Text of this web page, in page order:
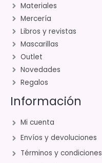
Materiales
Mercería
Libros y revistas
Mascarillas
Outlet
Novedades
Regalos
Información
Mi cuenta
Envíos y devoluciones
Términos y condiciones